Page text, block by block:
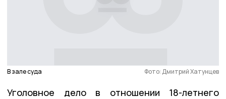
В зале суда Фото: Дмитрий Хатунцев
Уголовное дело в отношении 18-летнего